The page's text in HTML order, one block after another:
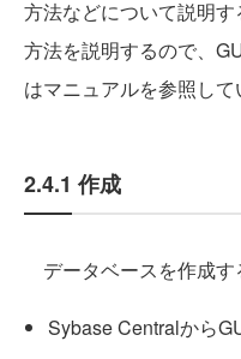
方法などについて説明
方法を説明するので、
はマニュアルを参照して
2.4.1 作成
データベースを作成す
Sybase Centralから